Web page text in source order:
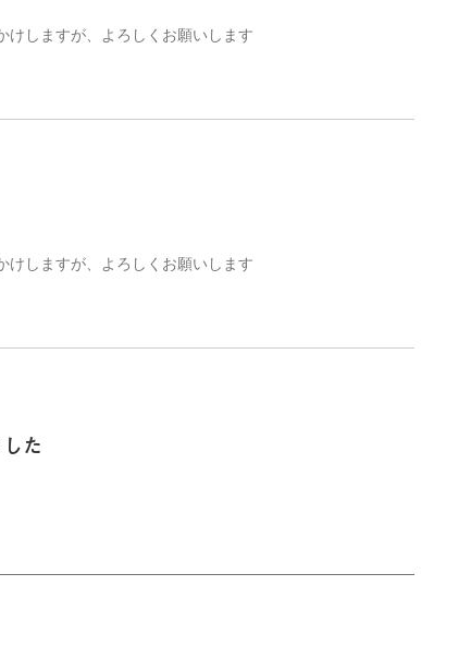
けしますが、よろしくお願いします
けしますが、よろしくお願いします
た